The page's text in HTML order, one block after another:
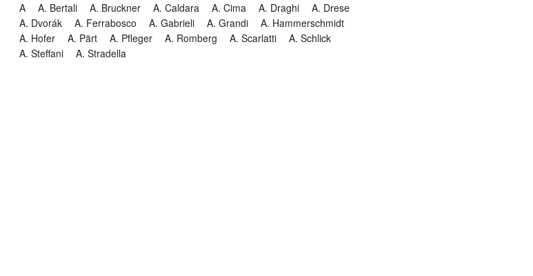
A A. Bertali A. Bruckner A. Caldara A. Cima A. Draghi
A. Drese
A. Dvorák
A. Ferrabosco A. Gabrieli A. Grandi
A. Hammerschmidt
A. Hofer
A. Pärt A. Pfleger A. Romberg A. Scarlatti
A. Schlick
A. Steffani
A. Stradella